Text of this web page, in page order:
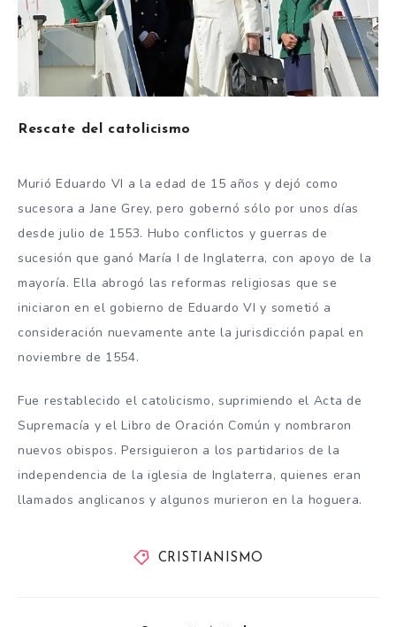
Rescate del catolicismo
Murió Eduardo VI a la edad de 15 años y dejó como
sucesora a Jane Grey, pero gobernó sólo por unos días
desde julio de 1553. Hubo conflictos y guerras de
sucesión que ganó María I de Inglaterra, con apoyo de la
mayoría. Ella abrogó las reformas religiosas que se
iniciaron en el gobierno de Eduardo VI y sometió a
consideración nuevamente ante la jurisdicción papal en
noviembre de 1554.
Fue restablecido el catolicismo, suprimiendo el Acta de
Supremacía y el Libro de Oración Común y nombraron
nuevos obispos. Persiguieron a los partidarios de la
independencia de la iglesia de Inglaterra, quienes eran
llamados anglicanos y algunos murieron en la hoguera.
CRISTIANISMO